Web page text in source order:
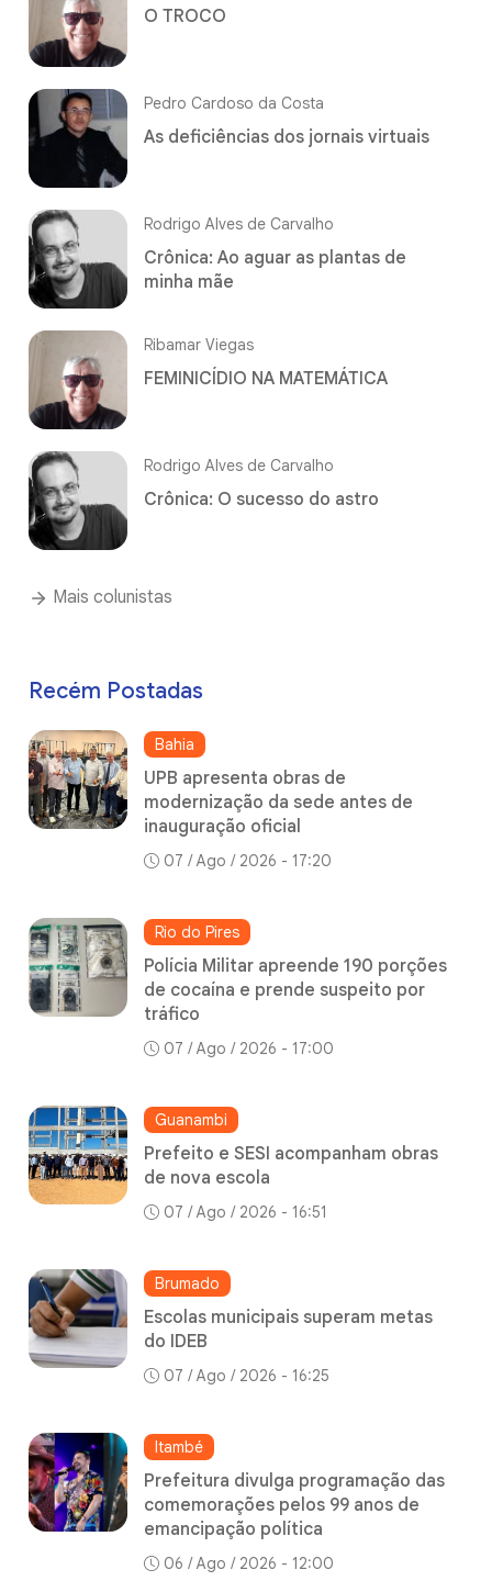
O TROCO
Pedro Cardoso da Costa
As deficiências dos jornais virtuais
Rodrigo Alves de Carvalho
Crônica: Ao aguar as plantas de
minha mãe
Ribamar Viegas
FEMINICÍDIO NA MATEMÁTICA
Rodrigo Alves de Carvalho
Crônica: O sucesso do astro
Mais colunistas
Recém Postadas
Bahia
UPB apresenta obras de
modernização da sede antes de
inauguração oficial
07 / Ago / 2026 - 17:20
Rio do Pires
Polícia Militar apreende 190 porções
de cocaína e prende suspeito por
tráfico
07 / Ago / 2026 - 17:00
Guanambi
Prefeito e SESI acompanham obras
de nova escola
07 / Ago / 2026 - 16:51
Brumado
Escolas municipais superam metas
do IDEB
07 / Ago / 2026 - 16:25
Itambé
Prefeitura divulga programação das
comemorações pelos 99 anos de
emancipação política
06 / Ago / 2026 - 12:00